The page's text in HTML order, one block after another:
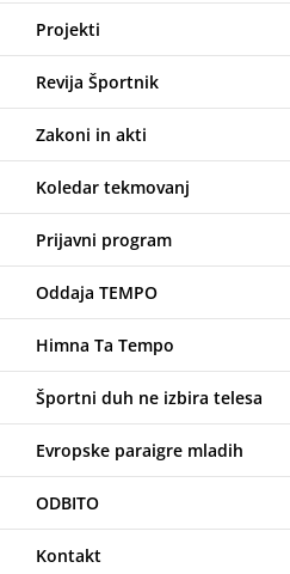
Projekti
Revija Športnik
Zakoni in akti
Koledar tekmovanj
Prijavni program
Oddaja TEMPO
Himna Ta Tempo
Športni duh ne izbira telesa
Evropske paraigre mladih
ODBITO
Kontakt